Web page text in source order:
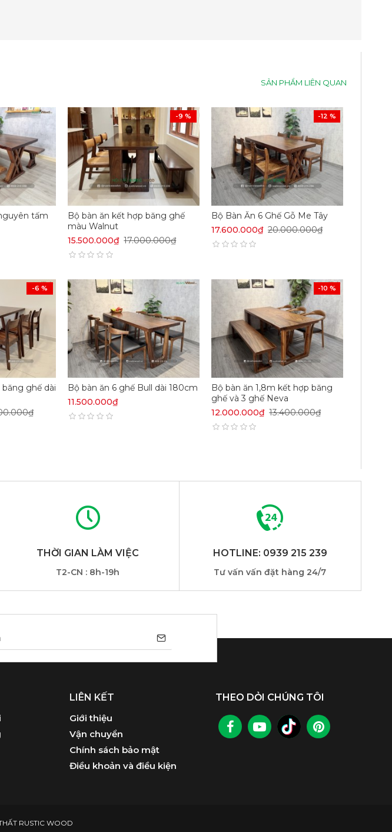
SẢN PHẨM LIÊN QUAN
tấm
-9 %
Bộ bàn ăn kết hợp băng ghế
màu Walnut
15.500.000₫ 17.000.000₫
-12 %
Bộ Bàn Ăn 6 Ghế Gỗ Me Tây
17.600.000₫ 20.000.000₫
-6 %
ghế dài
Bộ bàn ăn 6 ghế Bull dài 180cm
11.500.000₫
-10 %
Bộ bàn ăn 1,8m kết hợp băng
ghế và 3 ghế Neva
12.000.000₫ 13.400.000₫
THỜI GIAN LÀM VIỆC
T2-CN : 8h-19h
HOTLINE: 0939 215 239
Tư vấn vấn đặt hàng 24/7
LIÊN KẾT
Giới thiệu
Vận chuyển
Chính sách bảo mật
Điều khoản và điều kiện
THEO DỎI CHÚNG TÔI
RUSTIC WOOD